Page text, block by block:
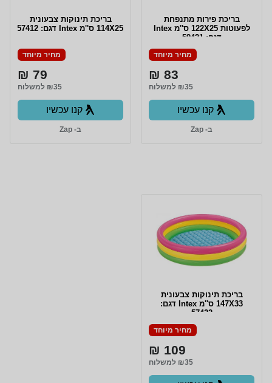
בריכת פירות מתנפחת
לפעוטות 122X25 ס''מ Intex
דגם: 59421
מחיר מיוחד
83 ₪
₪35 למשלוח
קנו עכשיו
ב- Zap
בריכת תינוקות צבעונית
114X25 ס''מ Intex דגם: 57412
מחיר מיוחד
79 ₪
₪35 למשלוח
קנו עכשיו
ב- Zap
בריכת תינוקות צבעונית
147X33 ס''מ Intex דגם:
57422
מחיר מיוחד
109 ₪
₪35 למשלוח